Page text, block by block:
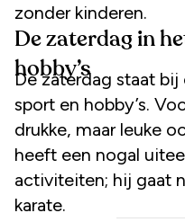
zonder kinderen.
De zaterdag in
hobby’s
De zaterdag staat
sport en hobby’s.
drukke, maar leuke
heeft een nogal
activiteiten; hij gaat
karate.